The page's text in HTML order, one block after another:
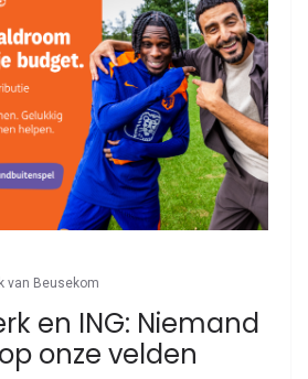
van Beusekom
en ING: Niemand
onze velden